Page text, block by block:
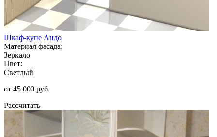
Шкаф-купе Андо
Материал фасада:
Зеркало
Цвет:
Светлый
от 45 000 руб.
Рассчитать